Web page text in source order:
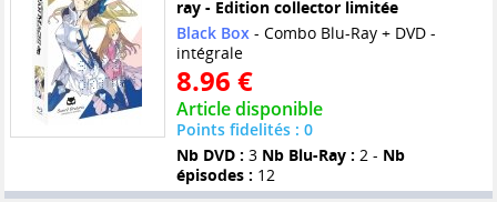
ray - Edition collector limitée
Black Box- Combo Blu-Ray + DVD -
intégrale
8.96 €
Article disponible
Points fidelités : 0
Nb DVD : 3 Nb Blu-Ray : 2 - Nb
épisodes : 12